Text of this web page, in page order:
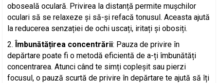
oboseală oculară. Privirea la distanță permite mușchilor
oculari să se relaxeze și să-și refacă tonusul. Aceasta ajută
la reducerea senzației de ochi uscați, iritați și obosiți.
Îmbunătățirea concentrării: Pauza de privire în
depărtare poate fi o metodă eficientă de a-ți îmbunătăți
concentrarea. Atunci când te simți copleșit sau pierzi
focusul, o pauză scurtă de privire în depărtare te ajută să îți